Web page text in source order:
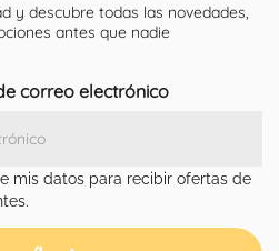
y descubre todas las novedades,
antes que nadie
correo electrónico
mis datos para recibir ofertas de